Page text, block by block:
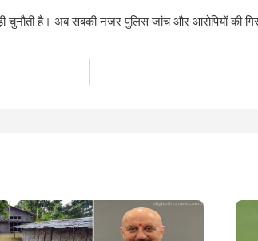
है। अब सबकी नजर पुलिस जांच और आरोपियों की